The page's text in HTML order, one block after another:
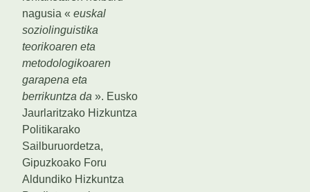
nagusia «euskal
soziolinguistika
teorikoaren eta
metodologikoaren
garapena eta
berrikuntza da ». Eusko
Jaurlaritzako Hizkuntza
Politikarako
Sailburuordetza,
Gipuzkoako Foru
Aldundiko Hizkuntza